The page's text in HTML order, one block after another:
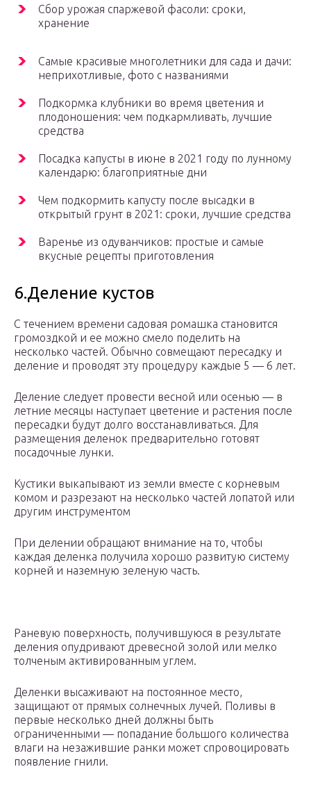
Сбор урожая спаржевой фасоли: сроки,
хранение
Самые красивые многолетники для сада и дачи:
неприхотливые, фото с названиями
Подкормка клубники во время цветения и
плодоношения: чем подкармливать, лучшие
средства
Посадка капусты в июне в 2021 году по лунному
календарю: благоприятные дни
Чем подкормить капусту после высадки в
открытый грунт в 2021: сроки, лучшие средства
Варенье из одуванчиков: простые и самые
вкусные рецепты приготовления
6.Деление кустов
С течением времени садовая ромашка становится
громоздкой и ее можно смело поделить на
несколько частей. Обычно совмещают пересадку и
деление и проводят эту процедуру каждые 5 — 6 лет.
Деление следует провести весной или осенью — в
летние месяцы наступает цветение и растения после
пересадки будут долго восстанавливаться. Для
размещения деленок предварительно готовят
посадочные лунки.
Кустики выкапывают из земли вместе с корневым
комом и разрезают на несколько частей лопатой или
другим инструментом
При делении обращают внимание на то, чтобы
каждая деленка получила хорошо развитую систему
корней и наземную зеленую часть.
Раневую поверхность, получившуюся в результате
деления опудривают древесной золой или мелко
толченым активированным углем.
Деленки высаживают на постоянное место,
защищают от прямых солнечных лучей. Поливы в
первые несколько дней должны быть
ограниченными — попадание большого количества
влаги на незажившие ранки может спровоцировать
появление гнили.